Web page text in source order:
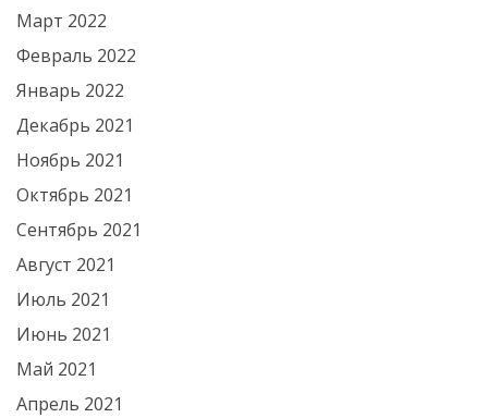
Март 2022
Февраль 2022
Январь 2022
Декабрь 2021
Ноябрь 2021
Октябрь 2021
Сентябрь 2021
Август 2021
Июль 2021
Июнь 2021
Май 2021
Апрель 2021